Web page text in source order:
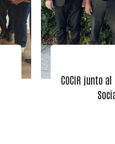
COCIR junto